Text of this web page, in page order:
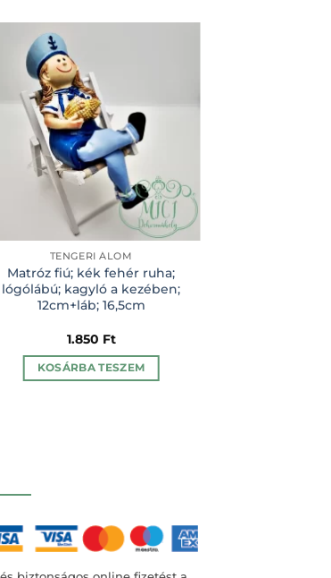
TENGERI ÁLOM
Matróz fiú; kék fehér ruha;
lógólábú; kagyló a kezében;
12cm+láb; 16,5cm
1.850 Ft
KOSÁRBA TESZEM